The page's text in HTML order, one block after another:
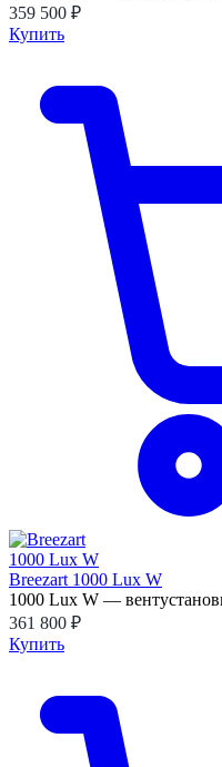
359 500 ₽
Купить
Breezart 1000 Lux W
1000 Lux W —
361 800 ₽
Купить